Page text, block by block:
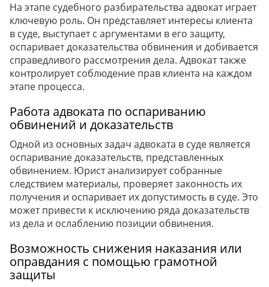
На этапе судебного разбирательства адвокат играет
ключевую роль. Он представляет интересы клиента
в суде, выступает с аргументами в его защиту,
оспаривает доказательства обвинения и добивается
справедливого рассмотрения дела. Адвокат также
контролирует соблюдение прав клиента на каждом
этапе процесса.
Работа адвоката по оспариванию
обвинений и доказательств
Одной из основных задач адвоката в суде является
оспаривание доказательств, представленных
обвинением. Юрист анализирует собранные
следствием материалы, проверяет законность их
получения и оспаривает их допустимость в суде. Это
может привести к исключению ряда доказательств
из дела и ослаблению позиции обвинения.
Возможность снижения наказания или
оправдания с помощью грамотной
защиты